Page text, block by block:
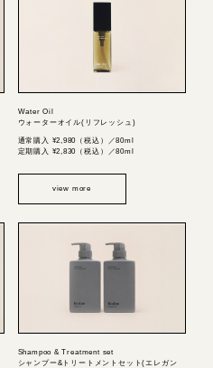
Water Oil
ウォーターオイル(リフレッシュ)
通常購入 ¥2,980（税込）／80ml
定期購入 ¥2,830（税込）／80ml
view more
Shampoo & Treatment set
シャンプー&トリートメントセット(エレガン